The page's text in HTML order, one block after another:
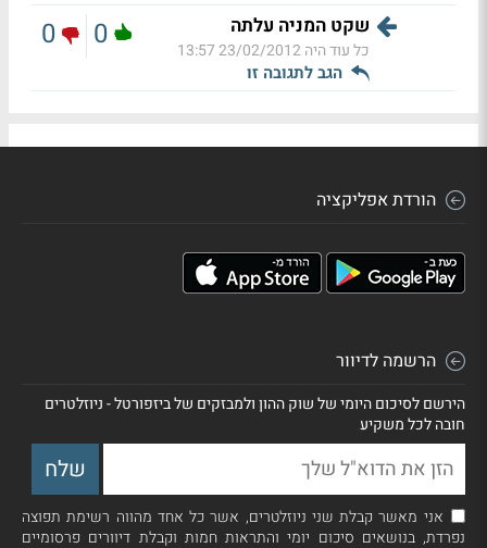
שקט המניה עלתה
כל עוד היה23/02/2012 13:57
הגב לתגובה זו
0
0
הורדת אפליקציה
הרשמה לדיוור
הירשם לסיכום היומי של שוק ההון ולמבזקים של ביזפורטל - ניוזלטרים
חובה לכל משקיע
אני מאשר קבלת שני ניוזלטרים, אשר כל אחד מהווה רשימת תפוצה
נפרדת, בנושאים סיכום יומי והתראות חמות וקבלת דיוורים פרסומיים